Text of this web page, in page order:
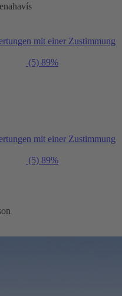
mit einer Zustimmung
(5) 89%
mit einer Zustimmung
(5) 89%